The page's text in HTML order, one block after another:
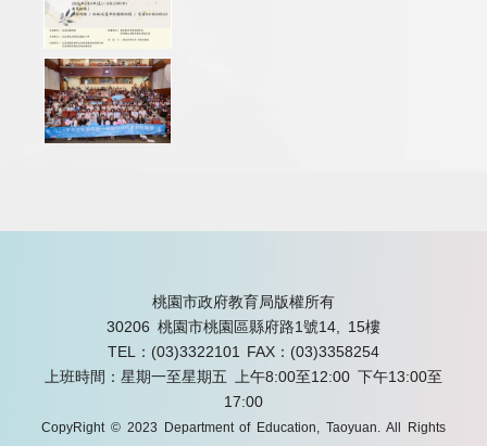
桃園市政府教育局版權所有
30206 桃園市桃園區縣府路1號14, 15樓
TEL：(03)3322101
FAX：(03)3358254
上班時間：星期一至星期五 上午8:00至12:00 下午13:00至
17:00
CopyRight © 2023 Department of Education, Taoyuan. All Rights